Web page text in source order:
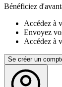
Bénéficiez
Accédez à
Envoyez
Accédez à
Se créer un